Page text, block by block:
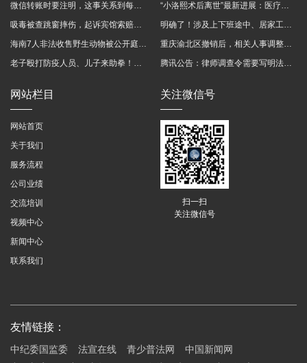
微信转账时要注明，这事关系到每个人……
吸毒被查跳窗摔伤，起诉宾馆索赔，法院这样判！
海南7人非法收售野生动物被公开庭审 涉案金额2100多万
老子殴打防疫人员、儿子来助拳！均被判刑
“小洛熙术后离世”最新进展：医疗事故鉴定已启动
明确了！涉及上下班途中、居家工作等，这些情形可认定工伤→
重庆渝北区撤销后，相关人事调整再披露
腾讯公告：律师调查令需要写明法官手机号，2025年12月31日后施行
网站栏目
网站首页
关于我们
服务流程
公司业绩
交流培训
视频中心
新闻中心
联系我们
关注微信号
扫一扫
关注微信号
友情链接：
中纪委国监委 法宣在线 青少普法网
中国新闻网